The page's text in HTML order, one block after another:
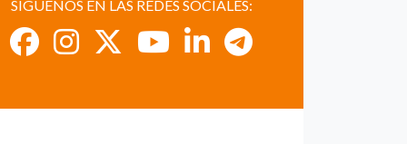
SÍGUENOS EN LAS REDES SOCIALES: